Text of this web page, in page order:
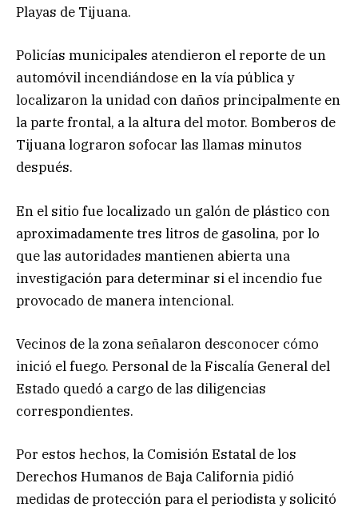
Playas de Tijuana.
Policías municipales atendieron el reporte de un
automóvil incendiándose en la vía pública y
localizaron la unidad con daños principalmente en
la parte frontal, a la altura del motor. Bomberos de
Tijuana lograron sofocar las llamas minutos
después.
En el sitio fue localizado un galón de plástico con
aproximadamente tres litros de gasolina, por lo
que las autoridades mantienen abierta una
investigación para determinar si el incendio fue
provocado de manera intencional.
Vecinos de la zona señalaron desconocer cómo
inició el fuego. Personal de la Fiscalía General del
Estado quedó a cargo de las diligencias
correspondientes.
Por estos hechos, la Comisión Estatal de los
Derechos Humanos de Baja California pidió
medidas de protección para el periodista y solicitó